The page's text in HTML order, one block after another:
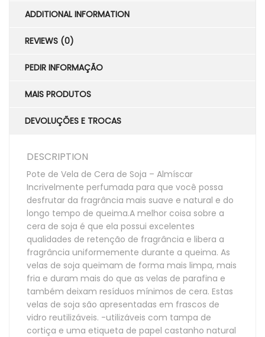
ADDITIONAL INFORMATION
REVIEWS (0)
PEDIR INFORMAÇÃO
MAIS PRODUTOS
DEVOLUÇÕES E TROCAS
DESCRIPTION
Pote de Vela de Cera de Soja – Almíscar
Incrivelmente perfumada para que você possa
desfrutar da fragrância mais suave e natural e do
longo tempo de queima.A melhor coisa sobre a
cera de soja é que ela possui excelentes
qualidades de retenção de fragrância e libera a
fragrância uniformemente durante a queima. As
velas de soja queimam de forma mais limpa, mais
fria e duram mais do que as velas de parafina e
também deixam resíduos mínimos de cera. Estas
velas de soja são apresentadas em frascos de
vidro reutilizáveis. -utilizáveis ​​com tampa de
cortiça e uma etiqueta de papel castanho natural